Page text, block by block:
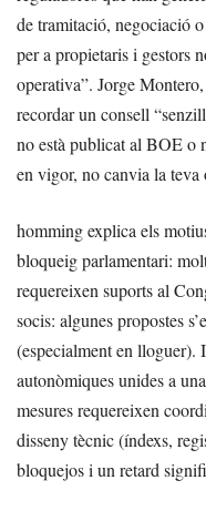
de tramitació, negociació
per a propietaris i gestors
operativa”. Jorge
recordar un consell
no està publicat al BOE o
en vigor, no canvia la teva
homming explica els
bloqueig parlamentari:
requereixen suports al
socis: algunes propostes
(especialment en lloguer).
autonòmiques unides a
mesures requereixen
disseny tècnic (índexs,
bloquejos i un retard